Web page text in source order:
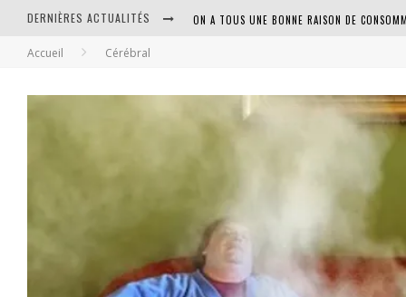
DERNIÈRES ACTUALITÉS ON A TOUS UNE BONNE RAISON DE
Accueil Cérébral